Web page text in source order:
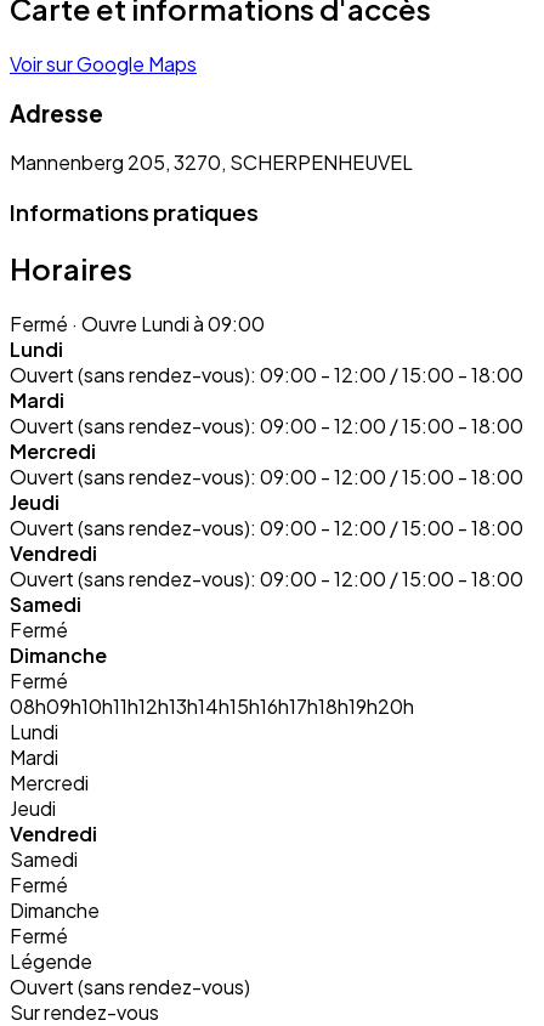
Carte et informations d'accès
Voir sur Google Maps
Adresse
Mannenberg 205, 3270, SCHERPENHEUVEL
Informations pratiques
Horaires
Fermé · Ouvre Lundi à 09:00
Lundi
Ouvert (sans rendez-vous): 09:00 - 12:00 / 15:00 - 18:00
Mardi
Ouvert (sans rendez-vous): 09:00 - 12:00 / 15:00 - 18:00
Mercredi
Ouvert (sans rendez-vous): 09:00 - 12:00 / 15:00 - 18:00
Jeudi
Ouvert (sans rendez-vous): 09:00 - 12:00 / 15:00 - 18:00
Vendredi
Ouvert (sans rendez-vous): 09:00 - 12:00 / 15:00 - 18:00
Samedi
Fermé
Dimanche
Fermé
08h09h10h11h12h13h14h15h16h17h18h19h20h
Lundi
Mardi
Mercredi
Jeudi
Vendredi
Samedi
Fermé
Dimanche
Fermé
Légende
Ouvert (sans rendez-vous)
Sur rendez-vous